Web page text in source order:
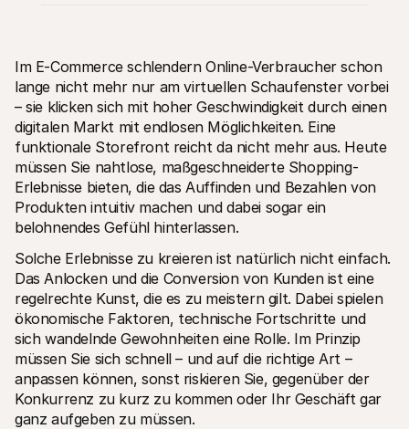
Technische Ressourcen
Developer-Portal
Entdecken Sie unsere Ressourcen und Updates für
Developer
Bibliotheken
Integrieren Sie Mollie mit unseren Plug-and-Play-Paketen
Discord community
Werden Sie Teil der Entwickler-Community
Mollie-
Über Mollie
Preise
Sehen Sie sich unsere Preise an
Über uns
Unsere Story und Werte
News
Lesen Sie aktuelle Mollie-
Neuigkeiten
Karriere
Kommen Sie zu uns - wir stellen ein!
Im E-Commerce schlendern Online-Verbraucher schon
lange nicht mehr nur am virtuellen Schaufenster vorbei
– sie klicken sich mit hoher Geschwindigkeit durch einen
digitalen Markt mit endlosen Möglichkeiten. Eine
funktionale Storefront reicht da nicht mehr aus. Heute
müssen Sie nahtlose, maßgeschneiderte Shopping-
Erlebnisse bieten, die das Auffinden und Bezahlen von
Produkten intuitiv machen und dabei sogar ein
belohnendes Gefühl hinterlassen.
Solche Erlebnisse zu kreieren ist natürlich nicht einfach.
Das Anlocken und die Conversion von Kunden ist eine
regelrechte Kunst, die es zu meistern gilt. Dabei spielen
ökonomische Faktoren, technische Fortschritte und
sich wandelnde Gewohnheiten eine Rolle. Im Prinzip
müssen Sie sich schnell – und auf die richtige Art –
anpassen können, sonst riskieren Sie, gegenüber der
Konkurrenz zu kurz zu kommen oder Ihr Geschäft gar
ganz aufgeben zu müssen.